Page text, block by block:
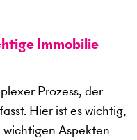
Immobilie
Prozess, der
Hier ist es wichtig,
Aspekten